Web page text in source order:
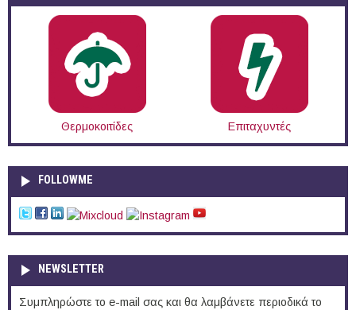
Θερμοκοιτίδες Επιταχυντές
FOLLOWME
NEWSLETTER
Συμπληρώστε το e-mail σας και θα λαμβάνετε περιοδικά το